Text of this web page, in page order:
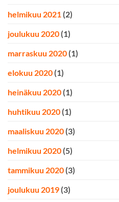
helmikuu 2021 (2)
joulukuu 2020 (1)
marraskuu 2020 (1)
elokuu 2020 (1)
heinäkuu 2020 (1)
huhtikuu 2020 (1)
maaliskuu 2020 (3)
helmikuu 2020 (5)
tammikuu 2020 (3)
joulukuu 2019 (3)